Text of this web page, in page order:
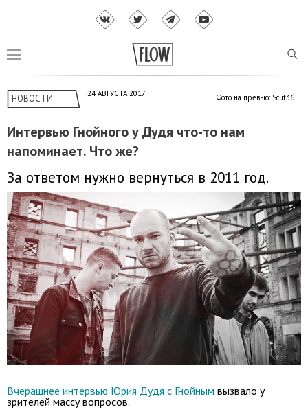
НОВОСТИ 24 АВГУСТА 2017 Фото на превью: Scut36
Интервью Гнойного у Дудя что-то нам
напоминает. Что же?
За ответом нужно вернуться в 2011 год.
Вчерашнее интервью Юрия Дудя с Гнойным вызвало у
зрителей массу вопросов.